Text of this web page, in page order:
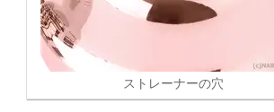
ストレーナーの穴